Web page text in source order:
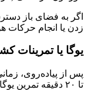
اگر به فضای باز
زدن یا انجام حرکات
یوگا یا تمرینات
تا ۲۰ دقیقه تمرین یوگا در صبح، بدن را تقویت و ذهن را آرام می‌کند.